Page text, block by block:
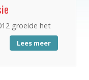
groeide het
Lees meer